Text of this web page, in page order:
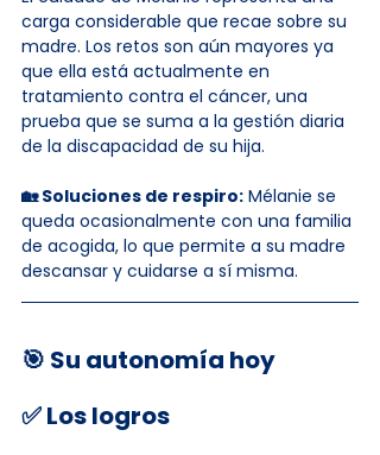
carga considerable que recae sobre su
madre. Los retos son aún mayores ya
que ella está actualmente en
tratamiento contra el cáncer, una
prueba que se suma a la gestión diaria
de la discapacidad de su hija.
🏡 Soluciones de respiro: Mélanie se
queda ocasionalmente con una familia
de acogida, lo que permite a su madre
descansar y cuidarse a sí misma.
🎯 Su autonomía hoy
✅ Los logros